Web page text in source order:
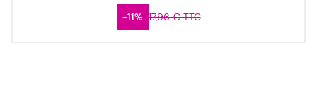
-11% 17,96 €